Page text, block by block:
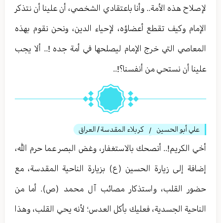
لإصلاح هذه الأمة.. وأنا باعتقادي الشخصي، أن علينا أن نتذكر
الإمام وكيف تقطع أعضاؤه، لإحياء الدين، ونحن نقوم بهذه
المعاصي التي خرج الإمام ليصلحها في أمة جده !.. ألا يجب
علينا أن نستحي من أنفسنا؟!..
علي أبو الحسين / كربلاء المقدسة / العراق
أخي الكريم!.. أنصحك بالاستغفار، وغض البصر عما حرم الله،
إضافة إلى زيارة الحسين (ع) بزيارة الناحية المقدسة، مع
حضور القلب، واستذكار مصائب آل محمد (ص). أما من
الناحية الجسدية، فعليك بأكل العدس؛ لأنه يحي القلب، وهذا